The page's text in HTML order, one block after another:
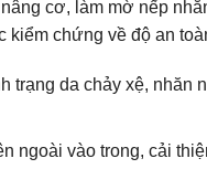
cơ, làm mờ nếp
chứng về độ an
trạng da chảy xệ, nhăn
ngoài vào trong, cải